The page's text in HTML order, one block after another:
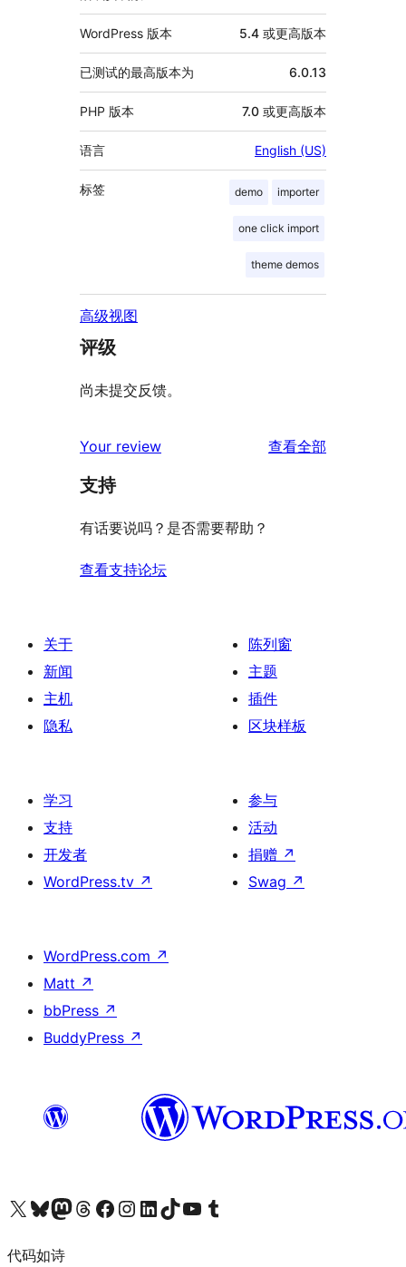
WordPress 版本 5.4 或更高版本
已测试的最高版本为 6.0.13
PHP 版本 7.0 或更高版本
语言 English (US)
标签 demo importer
one click import
theme demos
高级视图
评级
尚未提交反馈。
Your review 查看全部
支持
有话要说吗？是否需要帮助？
查看支持论坛
关于
新闻
主机
隐私
陈列窗
主题
插件
区块样板
学习
支持
开发者
WordPress.tv ↗
参与
活动
捐赠 ↗
Swag ↗
WordPress.com ↗
Matt ↗
bbPress ↗
BuddyPress ↗
关注我们的 X（原 Twitter）账号访问我们的 Bluesky 账号关注我们的 Mastodon 账号访问我们的 Threads 账号 访问我们的 Facebook 公共主页关注我们的 Instagram 账号 关注我们的 LinkedIn 主页访问我们的 TikTok 账号访问我们的 YouTube 频道 访问我们的 Tumblr 账号
代码如诗